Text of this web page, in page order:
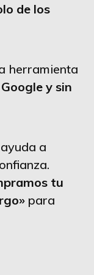
de los
herramienta
y sin
a
tu
para